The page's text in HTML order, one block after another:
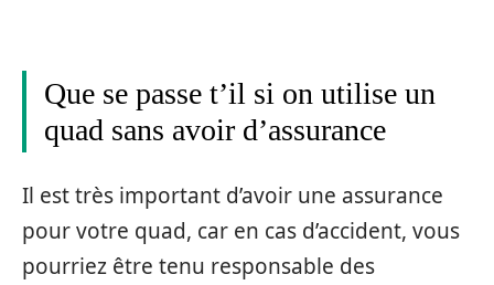
Que se passe t’il si on utilise un
quad sans avoir d’assurance
Il est très important d’avoir une assurance
pour votre quad, car en cas d’accident, vous
pourriez être tenu responsable des